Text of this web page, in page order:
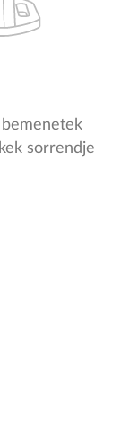
sorrendje